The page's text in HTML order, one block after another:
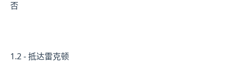
否
1.2 - 抵达雷克顿